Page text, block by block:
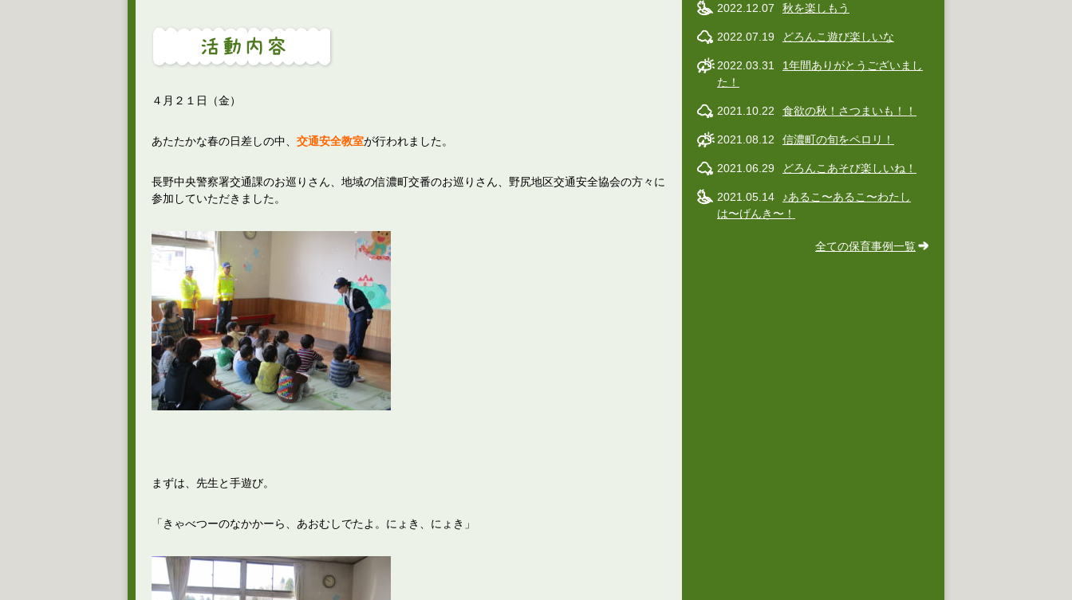
４月２１日（金）
あたたかな春の日差しの中、 交通安全教室が行われました。
長野中央警察署交通課のお巡りさん、地域の信濃町交番のお巡りさん、野尻地区交通安全協会の方々に
参加していただきました。
まずは、先生と手遊び。
「きゃべつーのなかかーら、あおむしでたよ。にょき、にょき」
2022.12.07 秋を楽しもう
2022.07.19 どろんこ遊び楽しいな
2022.03.31
1年間ありがとうございまし
た！
2021.10.22 食欲の秋！さつまいも！！
2021.08.12 信濃町の旬をペロリ！
2021.06.29 どろんこあそび楽しいね！
2021.05.14
♪あるこ〜あるこ〜わたし
は〜げんき〜！
全ての保育事例一覧